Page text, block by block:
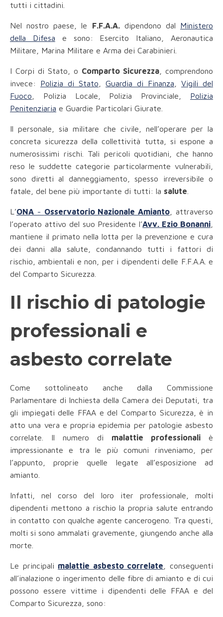
tutti i cittadini.
Nel nostro paese, le F.F.A.A.dipendono dal Ministero
della Difesa e sono: Esercito Italiano, Aeronautica
Militare, Marina Militare e Arma dei Carabinieri.
I Corpi di Stato, o Comparto Sicurezza , comprendono
invece: Polizia di Stato Guardia di Finanza
Vigili del
Fuoco , Polizia Locale, Polizia Provinciale, Polizia
Penitenziaria e Guardie Particolari Giurate.
Il personale, sia militare che civile, nell’operare per la
concreta sicurezza della collettività tutta, si espone a
numerosissimi rischi. Tali pericoli quotidiani, che hanno
reso le suddette categorie particolarmente vulnerabili,
sono diretti al danneggiamento, spesso irreversibile o
fatale, del bene più importante di tutti: la salute
L’ONA - Osservatorio Nazionale Amianto , attraverso
l’operato attivo del suo Presidente l’Avv. Ezio Bonanni
mantiene il primato nella lotta per la prevenzione e cura
dei danni alla salute, condannando tutti i fattori di
rischio, ambientali e non, per i dipendenti delle F.F.A.A. e
del Comparto Sicurezza.
Il rischio di patologie
professionali e
asbesto correlate
Come sottolineato anche dalla Commissione
Parlamentare di Inchiesta della Camera dei Deputati, tra
gli impiegati delle FFAA e del Comparto Sicurezza, è in
atto una vera e propria epidemia per patologie asbesto
correlate. Il numero di malattie professionali è
impressionante e tra le più comuni rinveniamo, per
l’appunto, proprie quelle legate all’esposizione ad
amianto.
Infatti, nel corso del loro iter professionale, molti
dipendenti mettono a rischio la propria salute entrando
in contatto con qualche agente cancerogeno. Tra questi,
molti si sono ammalati gravemente, giungendo anche alla
morte.
Le principali malattie asbesto correlate , conseguenti
all’inalazione o ingerimento delle fibre di amianto e di cui
possono essere vittime i dipendenti delle FFAA e del
Comparto Sicurezza, sono: